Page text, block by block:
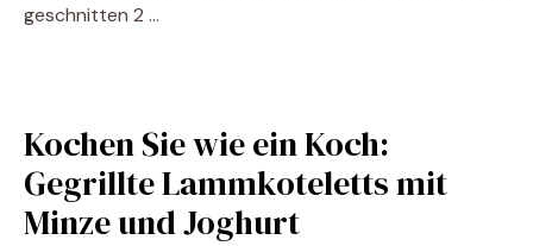
geschnitten 2 …
Kochen Sie wie ein Koch:
Gegrillte Lammkoteletts mit
Minze und Joghurt